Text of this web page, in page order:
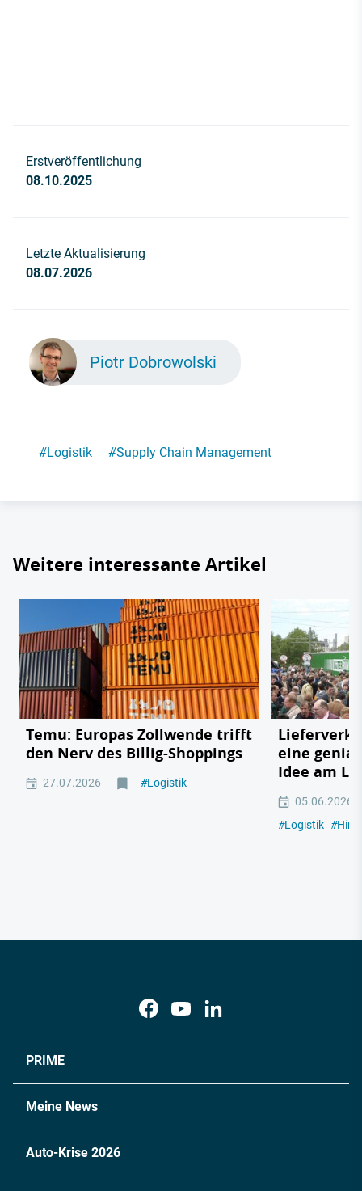
Erstveröffentlichung
08.10.2025
Letzte Aktualisierung
08.07.2026
Piotr Dobrowolski
#Logistik #Supply Chain Management
Weitere interessante Artikel
Temu: Europas Zollwende trifft
den Nerv des Billig-Shoppings
27.07.2026 #Logistik
eine
Idee am
05.06.2026
#Logistik #
PRIME
Meine News
Auto-Krise 2026